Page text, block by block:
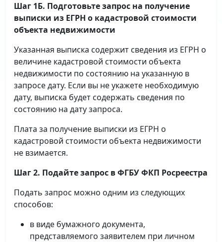
Шаг 1Б. Подготовьте запрос на получение
выписки из ЕГРН о кадастровой стоимости
объекта недвижимости
Указанная выписка содержит сведения из ЕГРН о
величине кадастровой стоимости объекта
недвижимости по состоянию на указанную в
запросе дату. Если вы не укажете необходимую
дату, выписка будет содержать сведения по
состоянию на дату запроса.
Плата за получение выписки из ЕГРН о
кадастровой стоимости объекта недвижимости
не взимается.
Шаг 2. Подайте запрос в ФГБУ ФКП Росреестра
Подать запрос можно одним из следующих
способов:
в виде бумажного документа,
представляемого заявителем при личном